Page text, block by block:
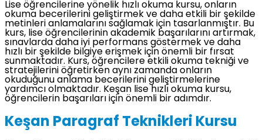
Lise öğrencilerine yönelik hızlı okuma kursu, onların
okuma becerilerini geliştirmek ve daha etkili bir şekilde
metinleri anlamalarını sağlamak için tasarlanmıştır. Bu
kurs, lise öğrencilerinin akademik başarılarını artırmak,
sınavlarda daha iyi performans göstermek ve daha
hızlı bir şekilde bilgiye erişmek için önemli bir fırsat
sunmaktadır. Kurs, öğrencilere etkili okuma tekniği ve
stratejilerini öğretirken aynı zamanda onların
okuduğunu anlama becerilerini geliştirmelerine
yardımcı olmaktadır. Keşan lise hızlı okuma kursu,
öğrencilerin başarıları için önemli bir adımdır.
Keşan Paragraf Teknikleri Kursu